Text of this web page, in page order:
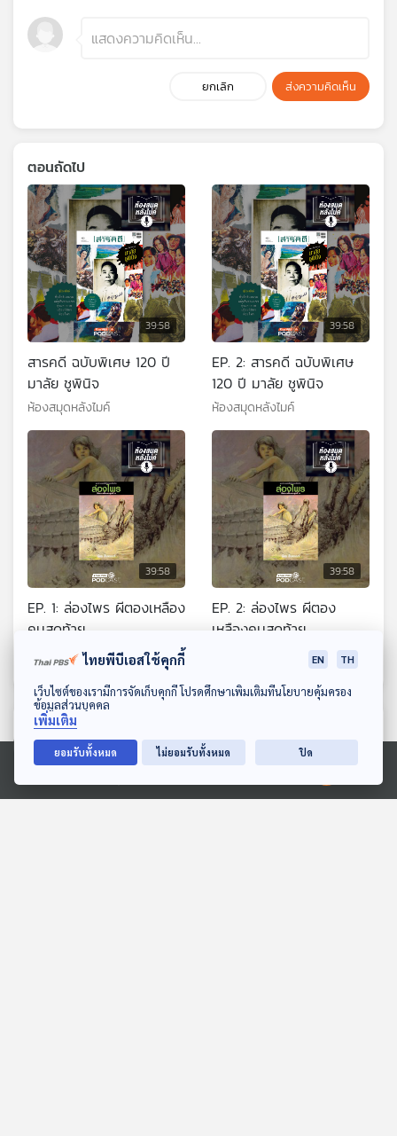
ดาวน์โหลด Thai PBS Podcast Application
Ⓒ 2020 องค์การกระจายเสียงและแพร่ภาพสาธารณะแห่งประเทศไทย
ยกเลิก ส่งความคิดเห็น
ตอนถัดไป
39:58
สารคดี ฉบับพิเศษ 120 ปี
มาลัย ชูพินิจ
ห้องสมุดหลังไมค์
39:58
EP. 2: สารคดี ฉบับพิเศษ
120 ปี มาลัย ชูพินิจ
ห้องสมุดหลังไมค์
39:58
EP. 1: ล่องไพร ผีตองเหลือง
คนสุดท้าย
ห้องสมุดหลังไมค์
39:58
EP. 2: ล่องไพร ผีตอง
เหลืองคนสุดท้าย
ตอนที่เกี่ยวข้อง
ไทยพีบีเอสใช้คุกกี้ EN TH
เว็บไซต์ของเรามีการจัดเก็บคุกกี้ โปรดศึกษาเพิ่มเติมที่นโยบายคุ้มครอง
ข้อมูลส่วนบุคคล
เพิ่มเติม
ยอมรับทั้งหมด ไม่ยอมรับทั้งหมด ปิด